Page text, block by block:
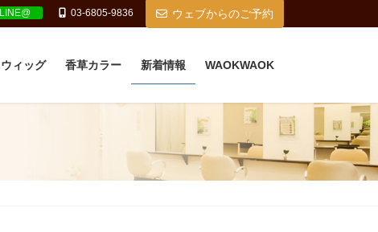
LINE@ 03-6805-9836 ウェブからのご予約
ウィッグ 香草カラー 新着情報 WAOKWAOK